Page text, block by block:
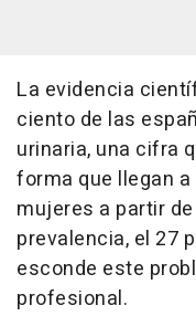
La evidencia
ciento de las
urinaria, una cifra
forma que llegan
mujeres a partir
prevalencia, el 27
esconde este
profesional.